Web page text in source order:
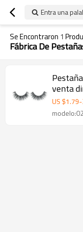
Entra una
Se Encontraron 1
Fábrica De
venta
usos
US $1.79-